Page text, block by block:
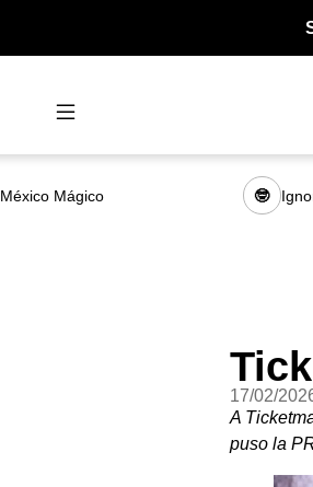
México Mágico 🤓
17/02/
A
puso la